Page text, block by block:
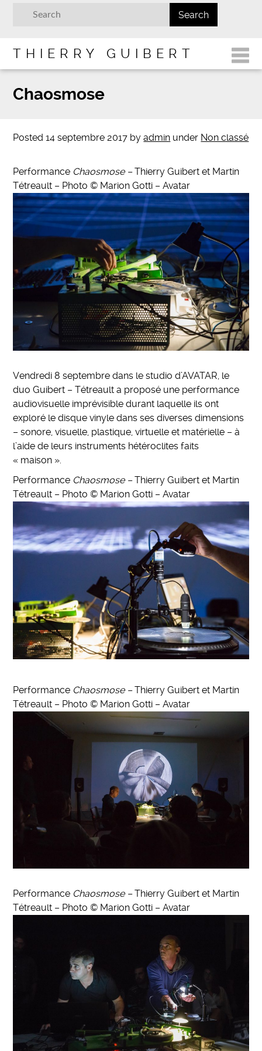
THIERRY GUIBERT
Chaosmose
Posted14 septembre 2017 byadmin under Non classé
Performance Chaosmose –Thierry Guibert et Martin
Tétreault – Photo © Marion Gotti – Avatar
Vendredi 8 septembre dans le studio d’AVATAR, le
duo Guibert – Tétreault a proposé une performance
audiovisuelle imprévisible durant laquelle ils ont
exploré le disque vinyle dans ses diverses dimensions
– sonore, visuelle, plastique, virtuelle et matérielle – à
l’aide de leurs instruments hétéroclites faits
« maison ».
Performance Chaosmose –Thierry Guibert et Martin
Tétreault – Photo © Marion Gotti – Avatar
Performance Chaosmose –Thierry Guibert et Martin
Tétreault – Photo © Marion Gotti – Avatar
Performance Chaosmose –Thierry Guibert et Martin
Tétreault – Photo © Marion Gotti – Avatar